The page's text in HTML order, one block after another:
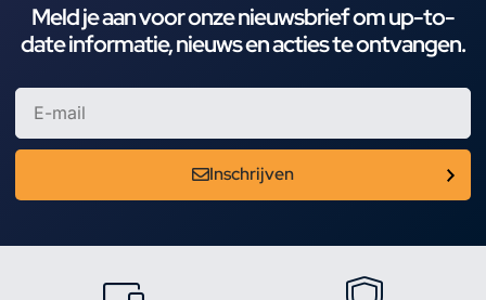
Meld je aan voor onze nieuwsbrief om up-to-
date informatie, nieuws en acties te ontvangen.
Inschrijven